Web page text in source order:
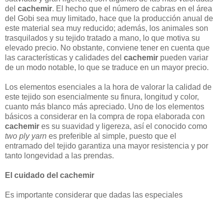
del cachemir. El hecho que el número de cabras en el área
del Gobi sea muy limitado, hace que la producción anual de
este material sea muy reducido; además, los animales son
trasquilados y su tejido tratado a mano, lo que motiva su
elevado precio. No obstante, conviene tener en cuenta que
las características y calidades del cachemir pueden variar
de un modo notable, lo que se traduce en un mayor precio.
Los elementos esenciales a la hora de valorar la calidad de
este tejido son esencialmente su finura, longitud y color,
cuanto más blanco más apreciado. Uno de los elementos
básicos a considerar en la compra de ropa elaborada con
cachemir es su suavidad y ligereza, así el conocido como
two ply yarn es preferible al simple, puesto que el
entramado del tejido garantiza una mayor resistencia y por
tanto longevidad a las prendas.
El cuidado del cachemir
Es importante considerar que dadas las especiales